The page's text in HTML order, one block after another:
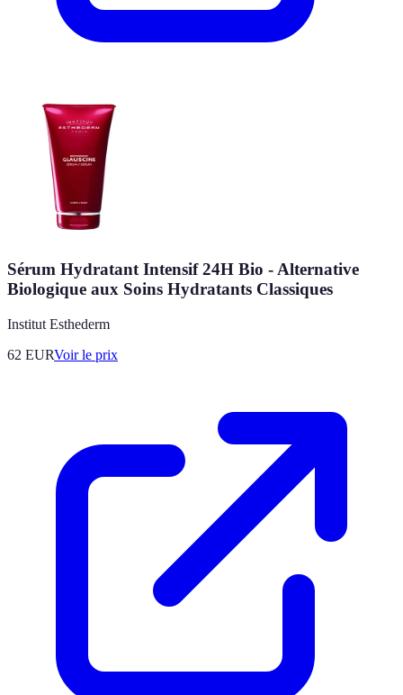
Sérum Hydratant Intensif 24H Bio - Alternative
Biologique aux Soins Hydratants Classiques
Institut Esthederm
62 EURVoir le prix